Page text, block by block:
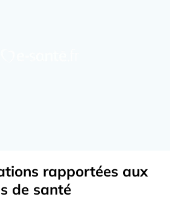
rapportées aux
de santé